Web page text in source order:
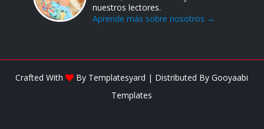
nuestros lectores.
Aprende más sobre nosotros →
Crafted With By Templatesyard | Distributed ByGooyaabi
Templates